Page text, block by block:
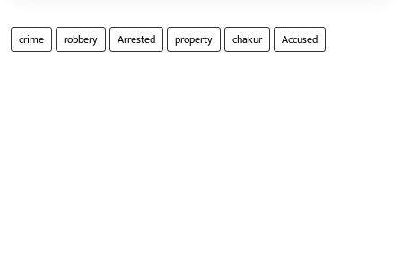
crime robbery Arrested property chakur Accused